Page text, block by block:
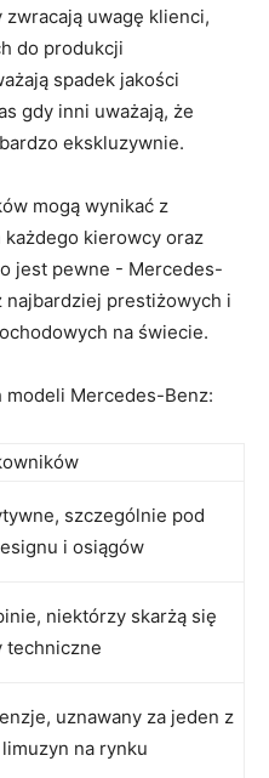
⁣uwagę⁣ klienci,
do produkcji
spadek jakości
gdy inni uważają, ⁢że
ekskluzywnie.
mogą wynikać z
kierowcy‌ oraz
jest pewne -​ Mercedes-
najbardziej ⁤prestiżowych i
na świecie.
modeli⁣ Mercedes-Benz:
szczególnie pod
i osiągów
niektórzy skarżą się
‍techniczne
uznawany za jeden z
​na rynku